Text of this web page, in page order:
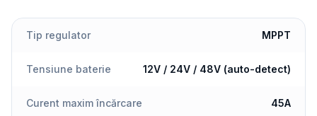
Tip regulator MPPT
Tensiune baterie 12V / 24V / 48V (auto-detect)
Curent maxim încărcare 45A